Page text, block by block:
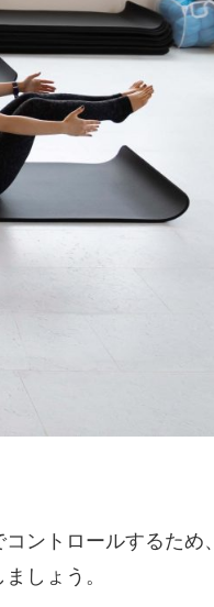
ントロールするため、
しょう。